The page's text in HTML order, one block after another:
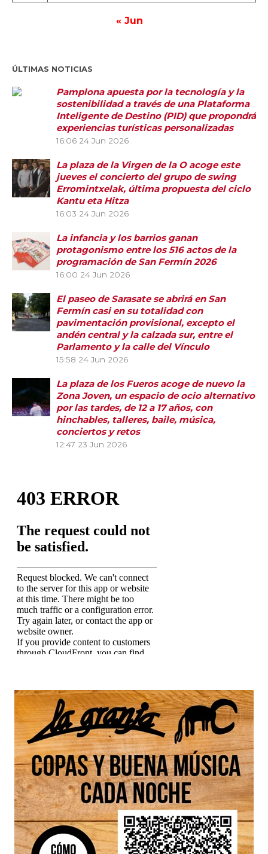
« Jun
ÚLTIMAS NOTICIAS
Pamplona apuesta por la tecnología y la
sostenibilidad a través de una Plataforma
Inteligente de Destino (PID) que propondrá
experiencias turísticas personalizadas
16:06 24 Jun 2026
La plaza de la Virgen de la O acoge este
jueves el concierto del grupo de swing
Erromintxelak, última propuesta del ciclo
Kantu eta Hitza
16:03 24 Jun 2026
La infancia y los barrios ganan
protagonismo entre los 516 actos de la
programación de San Fermín 2026
16:00 24 Jun 2026
El paseo de Sarasate se abrirá en San
Fermín casi en su totalidad con
pavimentación provisional, excepto el
andén central y la calzada sur, entre el
Parlamento y la calle del Vínculo
15:58 24 Jun 2026
La plaza de los Fueros acoge de nuevo la
Zona Joven, un espacio de ocio alternativo
por las tardes, de 12 a 17 años, con
hinchables, talleres, baile, música,
conciertos y retos
12:47 23 Jun 2026